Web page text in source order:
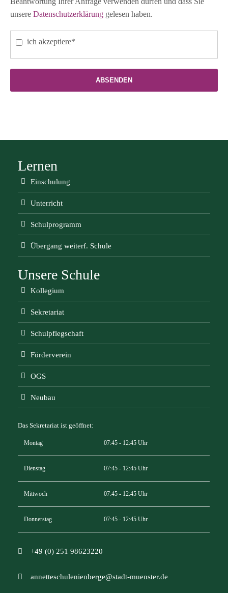
unsere Datenschutzerklärung gelesen haben.
ich akzeptiere*
ABSENDEN
Lernen
Einschulung
Unterricht
Schulprogramm
Übergang weiterf. Schule
Unsere Schule
Kollegium
Sekretariat
Schulpflegschaft
Förderverein
OGS
Neubau
Das Sekretariat ist geöffnet:
Montag 07:45 - 12:45 Uhr
Dienstag 07:45 - 12:45 Uhr
Mittwoch 07:45 - 12:45 Uhr
Donnerstag 07:45 - 12:45 Uhr
+49 (0) 251 98623220
annetteschulenienberge@stadt-muenster.de